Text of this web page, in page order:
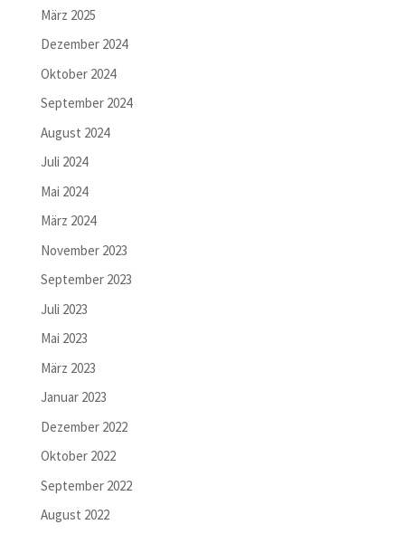
März 2025
Dezember 2024
Oktober 2024
September 2024
August 2024
Juli 2024
Mai 2024
März 2024
November 2023
September 2023
Juli 2023
Mai 2023
März 2023
Januar 2023
Dezember 2022
Oktober 2022
September 2022
August 2022